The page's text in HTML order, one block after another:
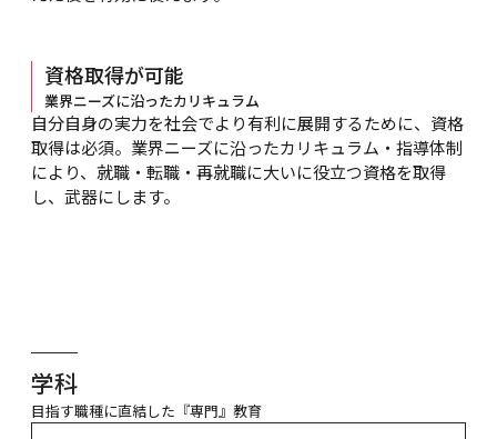
資格取得が可能
業界ニーズに沿ったカリキュラム
自分自身の実力を社会でより有利に展開するために、資格
取得は必須。業界ニーズに沿ったカリキュラム・指導体制
により、就職・転職・再就職に大いに役立つ資格を取得
し、武器にします。
学科
目指す職種に直結した『専門』教育